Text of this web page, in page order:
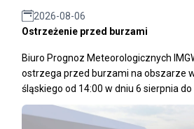
2026-08-06
Ostrzeżenie przed burzami
Biuro Prognoz Meteorologicznych
ostrzega przed burzami na obszarze
śląskiego od 14:00 w dniu 6 sierpnia do